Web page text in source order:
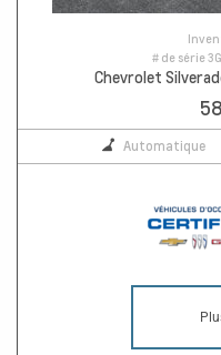
# de série
Chevrolet
Automatique